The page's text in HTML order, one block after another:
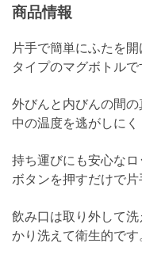
商品情報
片手で簡単にふたを
タイプのマグボトルで
外びんと内びんの間
中の温度を逃がしにく
持ち運びにも安心なロ
ボタンを押すだけで片
飲み口は取り外して
かり洗えて衛生的です。